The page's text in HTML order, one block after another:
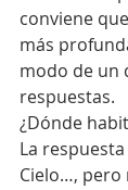
conviene
más
modo de un
respuestas.
¿Dónde
La
Cielo…, pero